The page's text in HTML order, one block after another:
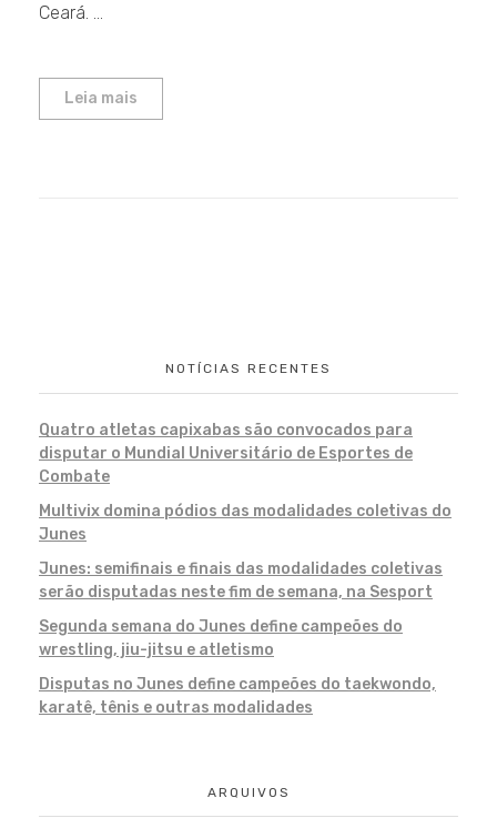
Ceará. ...
Leia mais
NOTÍCIAS RECENTES
Quatro atletas capixabas são convocados para
disputar o Mundial Universitário de Esportes de
Combate
Multivix domina pódios das modalidades coletivas do
Junes
Junes: semifinais e finais das modalidades coletivas
serão disputadas neste fim de semana, na Sesport
Segunda semana do Junes define campeões do
wrestling, jiu-jitsu e atletismo
Disputas no Junes define campeões do taekwondo,
karatê, tênis e outras modalidades
ARQUIVOS